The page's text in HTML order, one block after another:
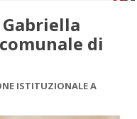
di
ISTITUZIONALE A